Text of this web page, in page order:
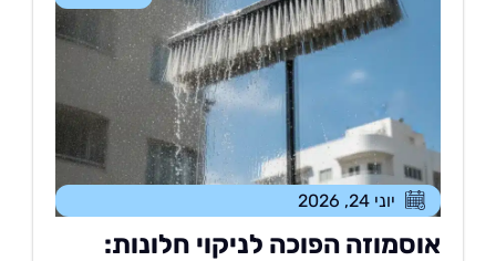
יוני 24, 2026
הפוכה לניקוי חלונות: